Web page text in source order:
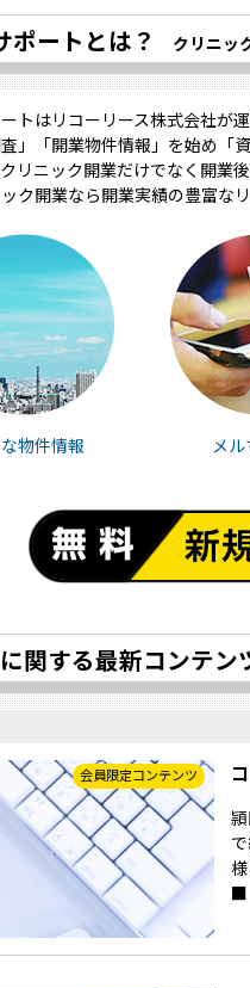
ポートとは？ クリニッ
トはリコーリース株式会社が
」「開業物件情報」を始め「
リニック開業だけでなく開業
ク開業なら開業実績の豊富な
物件情報 メ
関する最新コンテン
会員限定コンテンツ
■